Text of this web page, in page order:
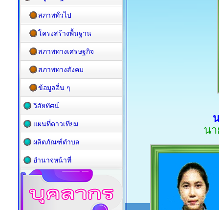
น
สภาพทั่วไป
โครงสร้างพื้นฐาน
สภาพทางเศรษฐกิจ
สภาพทางสังคม
ข้อมูลอื่น ๆ
วิสัยทัศน์
แผนที่ดาวเทียม
ผลิตภัณฑ์ตำบล
อำนาจหน้าที่